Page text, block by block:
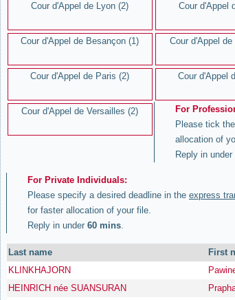
Cour d'Appel de Lyon (2) Cour d'Appel
Cour d'Appel de Besançon (1) Cour d'Appel
Cour d'Appel de Paris (2) Cour d'Appel
Cour d'Appel de Versailles (2)
For
Please tick the
allocation of
Reply in under
For Private Individuals:
Please specify a desired deadline in the express
for faster allocation of your file.
Reply in under 60 mins.
Last name First
KLINKHAJORN
HEINRICH née SUANSURAN